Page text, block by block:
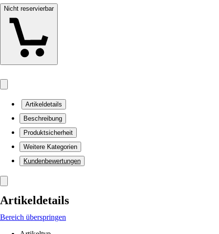
Nicht reservierbar
Artikeldetails
Beschreibung
Produktsicherheit
Weitere Kategorien
Kundenbewertungen
Artikeldetails
Bereich überspringen